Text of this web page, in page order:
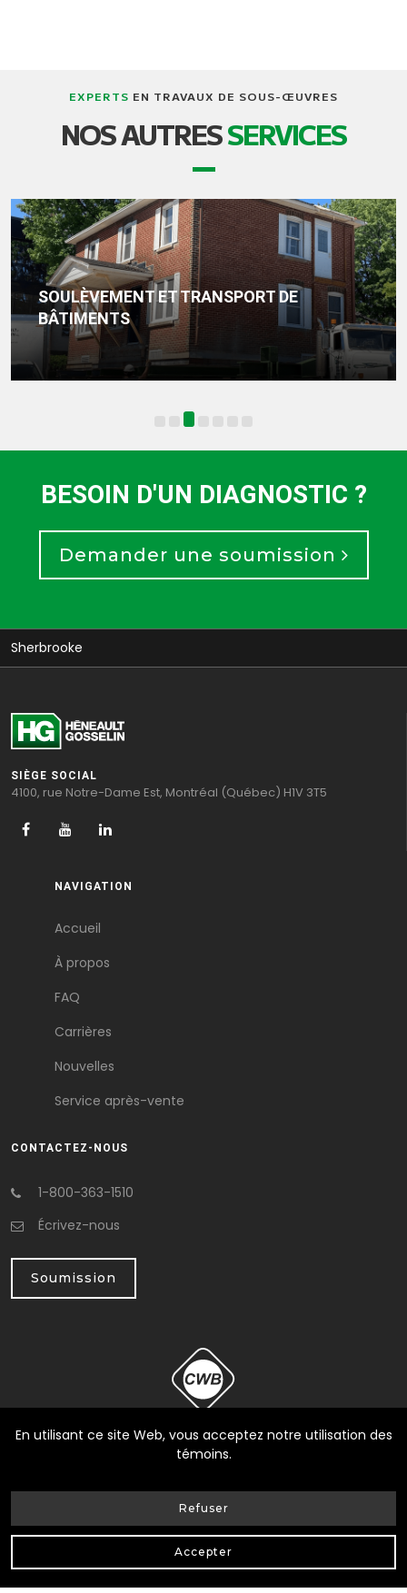
EXPERTS EN TRAVAUX DE SOUS-ŒUVRES
NOS AUTRESSERVICES
SOULÈVEMENT ET TRANSPORT DE
BÂTIMENTS
BESOIN D'UN DIAGNOSTIC ?
Demander une soumission
Sherbrooke
SIÈGE SOCIAL
4100, rue Notre-Dame Est, Montréal (Québec) H1V 3T5
NAVIGATION
Accueil
À propos
FAQ
Carrières
Nouvelles
Service après-vente
CONTACTEZ-NOUS
1-800-363-1510
Écrivez-nous
Soumission
© Heneault et Gosselin inc.2026| Tous Droits Réservés |
Conception Web Delisoft|Confidentialité
En utilisant ce site Web, vous acceptez notre utilisation des
témoins.
Refuser
Accepter